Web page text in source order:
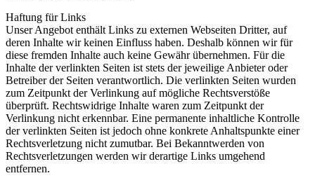
Haftung für Links
Unser Angebot enthält Links zu externen Webseiten Dritter, auf
deren Inhalte wir keinen Einfluss haben. Deshalb können wir für
diese fremden Inhalte auch keine Gewähr übernehmen. Für die
Inhalte der verlinkten Seiten ist stets der jeweilige Anbieter oder
Betreiber der Seiten verantwortlich. Die verlinkten Seiten wurden
zum Zeitpunkt der Verlinkung auf mögliche Rechtsverstöße
überprüft. Rechtswidrige Inhalte waren zum Zeitpunkt der
Verlinkung nicht erkennbar. Eine permanente inhaltliche Kontrolle
der verlinkten Seiten ist jedoch ohne konkrete Anhaltspunkte einer
Rechtsverletzung nicht zumutbar. Bei Bekanntwerden von
Rechtsverletzungen werden wir derartige Links umgehend
entfernen.